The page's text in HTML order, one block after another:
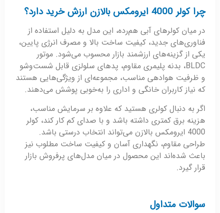
چرا کولر 4000 ایرومکس بالازن ارزش خرید دارد؟
در میان کولرهای آبی هم‌رده، این مدل به دلیل استفاده از
فناوری‌های جدید، کیفیت ساخت بالا و مصرف انرژی پایین،
یکی از گزینه‌های ارزشمند بازار محسوب می‌شود. موتور
BLDC، بدنه پلیمری مقاوم، پدهای سلولزی قابل شست‌وشو
و ظرفیت هوادهی مناسب، مجموعه‌ای از ویژگی‌هایی هستند
که نیاز کاربران خانگی و اداری را به‌خوبی پوشش می‌دهند.
اگر به دنبال کولری هستید که علاوه بر سرمایش مناسب،
هزینه برق کمتری داشته باشد و با صدای کم کار کند، کولر
4000 ایرومکس بالازن می‌تواند انتخاب درستی باشد.
طراحی مقاوم، نگهداری آسان و کیفیت ساخت مطلوب نیز
باعث شده‌اند این محصول در میان مدل‌های پرفروش بازار
قرار گیرد.
سوالات متداول